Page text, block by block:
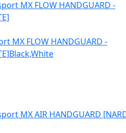
MX FLOW HANDGUARD -
Black,White